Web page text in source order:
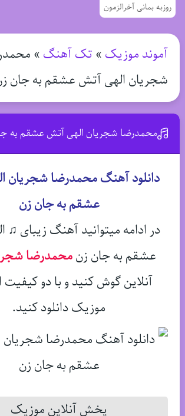
روزبه بمانی آخرالزمون
آموند موزیک » تک آهنگ »
شجریان الهی آتش عشقم به جان
محمدرضا شجریان الهی آتش عشقم به
دانلود آهنگ محمدرضا شجریان
عشقم به جان زن
در ادامه میتوانید آهنگ زیبای
عشقم به جان زنمحمدرضا
آنلاین گوش کنید و با دو کیفیت
موزیک دانلود کنید.
پخش آنلاین موزیک